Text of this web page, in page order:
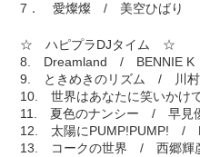
7． 愛燦燦 / 美空ひばり
☆ ハピプラDJタイム ☆
8. Dreamland / BENNIE K
9. ときめきのリズム / 川村
10. 世界はあなたに笑いか
11. 夏色のナンシー / 早見
12. 太陽にPUMP!PUMP! /
13. コークの世界 / 西郷輝